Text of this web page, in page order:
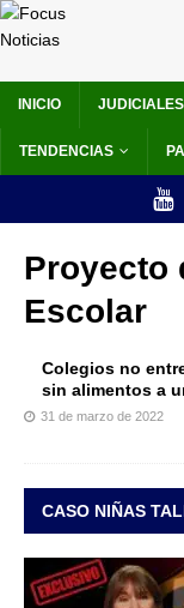
INICIO JUDICIALES
TENDENCIAS
Proyecto
Escolar
Colegios no
sin alimentos a
31 de marzo de 2022
CASO NIÑAS